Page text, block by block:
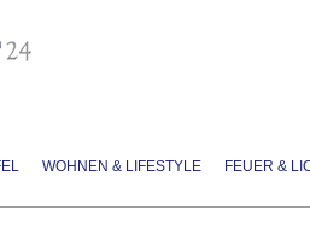
WOHNEN & LIFESTYLE FEUER &